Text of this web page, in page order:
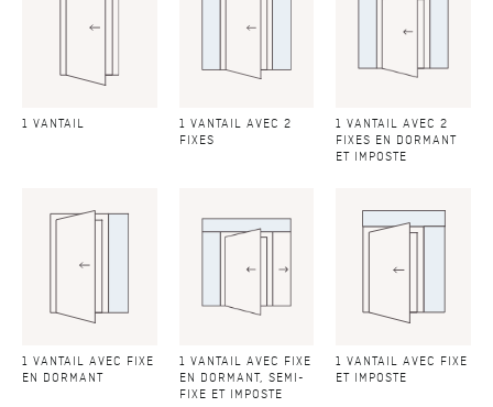
1 VANTAIL
1 VANTAIL AVEC 2
FIXES
1 VANTAIL AVEC 2
FIXES EN DORMANT
ET IMPOSTE
1 VANTAIL AVEC FIXE
EN DORMANT
1 VANTAIL AVEC FIXE
EN DORMANT, SEMI-
FIXE ET IMPOSTE
1 VANTAIL AVEC FIXE
ET IMPOSTE